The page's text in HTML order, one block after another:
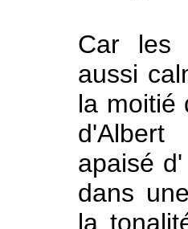
Car les
aussi
la moitié
d'Albert
apaisé
dans
la